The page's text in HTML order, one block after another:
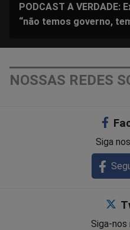
PODCAST A VERDADE:
“não temos governo,
NOSSAS REDES
Siga
Siga-